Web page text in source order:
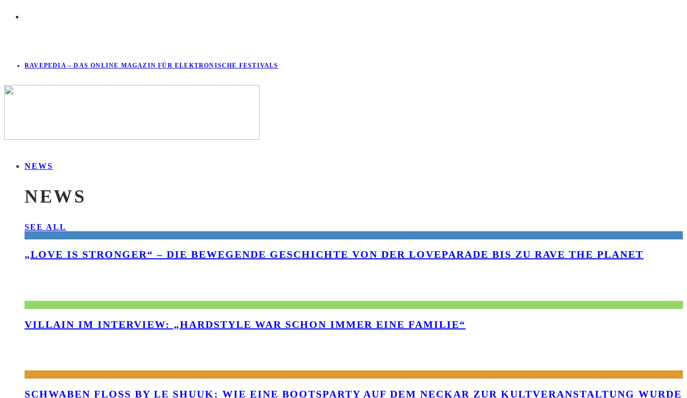
RAVEPEDIA – DAS ONLINE MAGAZIN FÜR ELEKTRONISCHE FESTIVALS
NEWS
NEWS
SEE ALL
„LOVE IS STRONGER“ – DIE BEWEGENDE GESCHICHTE VON DER LOVEPARADE BIS ZU RAVE THE PLANET
VILLAIN IM INTERVIEW: „HARDSTYLE WAR SCHON IMMER EINE FAMILIE“
SCHWABEN FLOSS BY LE SHUUK: WIE EINE BOOTSPARTY AUF DEM NECKAR ZUR KULTVERANSTALTUNG WURDE